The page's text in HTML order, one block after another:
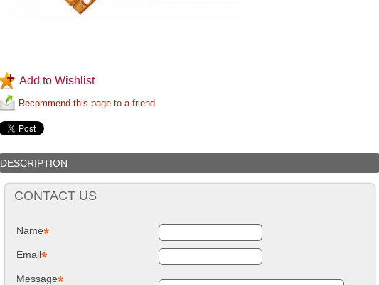
Add to Wishlist
Recommend this page to a friend
DESCRIPTION
CONTACT US
Name
Email
Message
NUOVO SC
sverniciatore
plastica riciclata